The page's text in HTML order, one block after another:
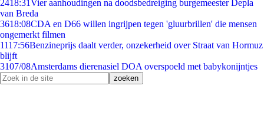
2418:31Vier aanhoudingen na doodsbedreiging burgemeester Depla
van Breda
3618:08CDA en D66 willen ingrijpen tegen 'gluurbrillen' die mensen
ongemerkt filmen
1117:56Benzineprijs daalt verder, onzekerheid over Straat van Hormuz
blijft
3107/08Amsterdams dierenasiel DOA overspoeld met babykonijntjes